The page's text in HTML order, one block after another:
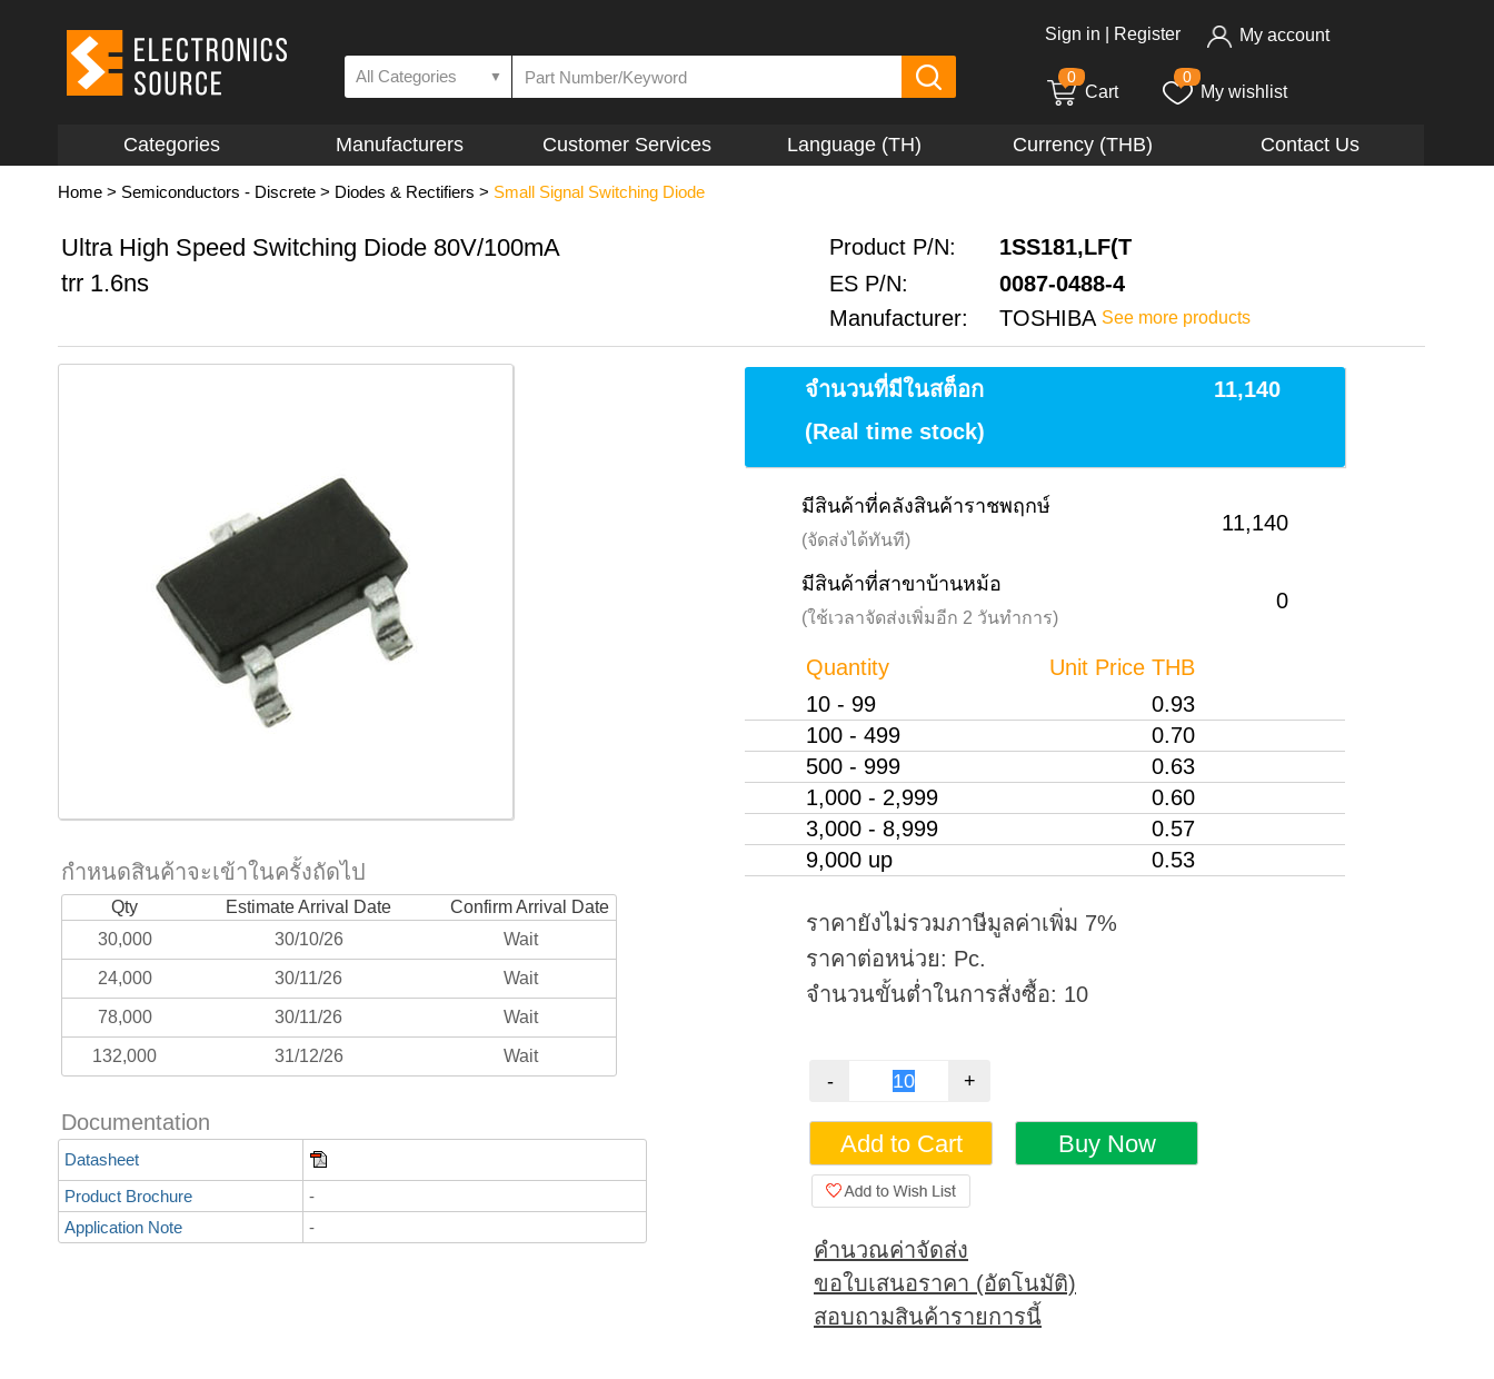
All Categories ▼
Sign in Register My account
0
Cart
0
My wishlist
Categories Manufacturers Customer Services Language (TH) Currency (THB) Contact Us
Home > Semiconductors - Discrete > Diodes & Rectifiers > Small Signal Switching Diode
Ultra High Speed Switching Diode 80V/100mA Product P/N: 1SS181,LF(T
trr 1.6ns ES P/N:
0087-0488-4
Manufacturer:
TOSHIBA See more products
กำหนดสินค้าจะเข้าในครั้งถัดไป
Qty Estimate Arrival Date
Confirm Arrival Date
30,000
30/10/26 Wait
24,000 30/11/26 Wait
78,000 30/11/26 Wait
132,000 31/12/26 Wait
Documentation
Datasheet
Product Brochure
-
Application Note
-
จำนวนที่มีในสต็อก
11,140
(Real time stock)
มีสินค้าที่คลังสินค้าราชพฤกษ์
(จัดส่งได้ทันที)
11,140
มีสินค้าที่สาขาบ้านหม้อ
(ใช้เวลาจัดส่งเพิ่มอีก 2 วันทำการ)
0
Quantity
Unit Price THB
10 - 99
0.93
100 - 499
0.70
500 - 999
0.63
1,000 - 2,999
0.60
3,000 - 8,999
0.57
9,000 up
0.53
ราคายังไม่รวมภาษีมูลค่าเพิ่ม 7%
ราคาต่อหน่วย: Pc.
จำนวนขั้นต่ำในการสั่งซื้อ: 10
คำนวณค่าจัดส่ง
ขอใบเสนอราคา (อัตโนมัติ)
สอบถามสินค้ารายการนี้